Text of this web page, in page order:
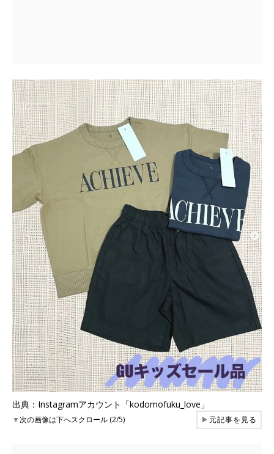
出典：Instagramアカウント「kodomofuku_love」
▼次の画像は下へスクロール (2/5) ▶元記事を見る